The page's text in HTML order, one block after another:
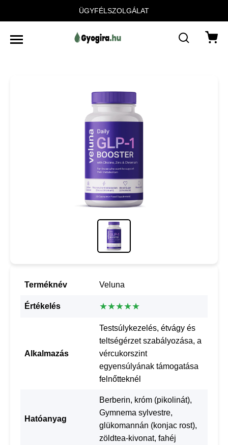
ÜGYFÉLSZOLGÁLAT
Terméknév Veluna
Értékelés ★★★★★
Alkalmazás
Testsúlykezelés, étvágy és
teltségérzet szabályozása, a
vércukorszint
egyensúlyának támogatása
felnőtteknél
Hatóanyag
Berberin, króm (pikolinát),
Gymnema sylvestre,
glükomannán (konjac rost),
zöldtea-kivonat, fahéj